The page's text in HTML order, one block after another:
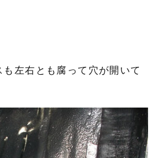
左右とも腐って穴が開いて